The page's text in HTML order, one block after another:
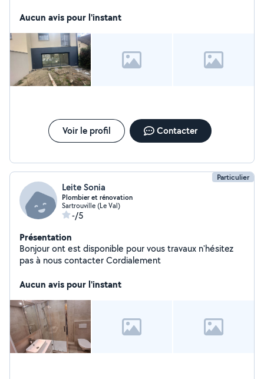
Aucun avis pour l'instant
Voir le profil Contacter
Particulier
Leite Sonia
Plombier et rénovation
Sartrouville (Le Val)
-/5
Présentation
Bonjour ont est disponible pour vous travaux n'hésitez
pas à nous contacter Cordialement
Aucun avis pour l'instant